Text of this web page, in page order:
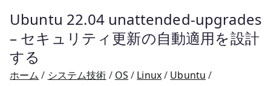
Ubuntu 22.04 unattended-upgrades
– セキュリティ更新の自動適用を設計
する
ホーム システム技術 OS Linux
Ubuntu